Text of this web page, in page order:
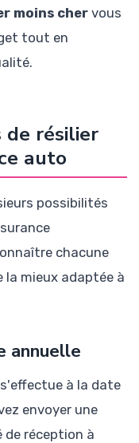
moins cher vous
tout en
de résilier
auto
possibilités
chacune
la mieux adaptée à
annuelle
à la date
envoyer une
de réception à